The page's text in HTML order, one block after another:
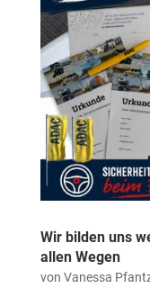
Wir bilden uns
allen Wegen
von Vanessa